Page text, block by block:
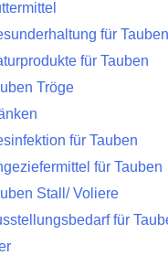
für Tauben
für Tauben
Tröge
für Tauben
für Tauben
Stall/ Voliere
für